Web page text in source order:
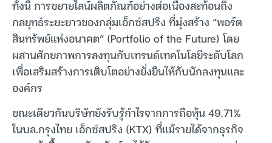
ทั้งนี้ การขยายไลน์ผลิตภัณฑ์อย่างต่อเนื่องสะท้อนถึง
กลยุทธ์ระยะยาวของกลุ่มเอ็กซ์สปริง ที่มุ่งสร้าง “พอร์ต
สินทรัพย์แห่งอนาคต” (Portfolio of the Future) โดย
ผสานศักยภาพการลงทุนกับเทรนด์เทคโนโลยีระดับโลก
เพื่อเสริมสร้างการเติบโตอย่างยั่งยืนให้กับนักลงทุนและ
องค์กร
ขณะเดียวกันบริษัทยังรับรู้กำไรจากการถือหุ้น 49.71%
ในบล.กรุงไทย เอ็กซ์สปริง (KTX) ที่แม้รายได้จากธุรกิจ